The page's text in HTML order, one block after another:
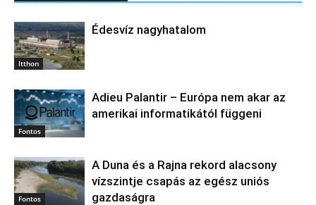
Itthon
Édesvíz nagyhatalom
Fontos
Adieu Palantir – Európa nem akar az
amerikai informatikától függeni
Fontos
A Duna és a Rajna rekord alacsony
vízszintje csapás az egész uniós
gazdaságra